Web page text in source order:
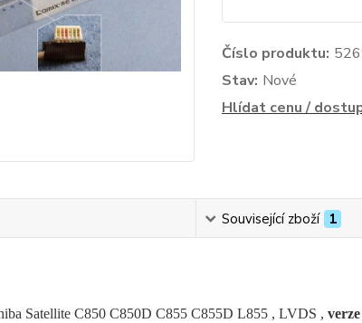
Číslo produktu:
Stav: Nové
Hlídat cenu /
Související zboží 1
Satellite C850 C850D C855 C855D L855 , LVDS ,